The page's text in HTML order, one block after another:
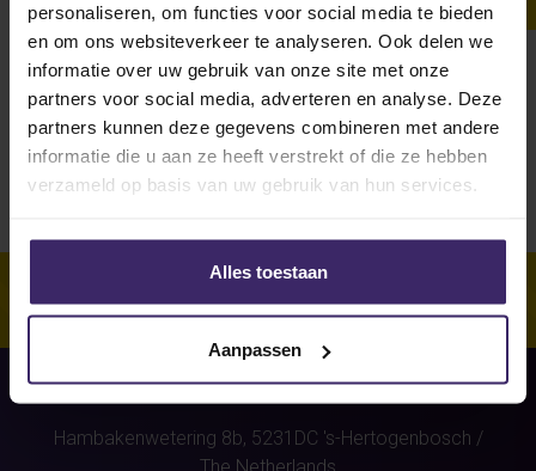
personaliseren, om functies voor social media te bieden
en om ons websiteverkeer te analyseren. Ook delen we
informatie over uw gebruik van onze site met onze
partners voor social media, adverteren en analyse. Deze
partners kunnen deze gegevens combineren met andere
informatie die u aan ze heeft verstrekt of die ze hebben
verzameld op basis van uw gebruik van hun services.
Alles toestaan
Aanpassen
Unfortunately, for this athlete
(Bram Wolkenfelt)were no
stories found.
Hambakenwetering 8b, 5231DC 's-Hertogenbosch /